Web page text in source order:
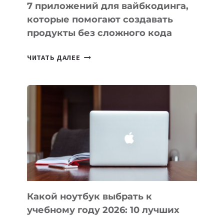
7 приложений для вайбкодинга,
которые помогают создавать
продукты без сложного кода
ЧИТАТЬ ДАЛЕЕ
ПОМОГАЮТ
СОЗДАВАТЬ
БЕЗ
СЛОЖНОГО
КОДА
Какой ноутбук выбрать к
учебному году 2026: 10 лучших